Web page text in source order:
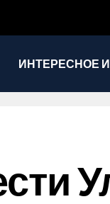
ИНТЕРЕСНОЕ